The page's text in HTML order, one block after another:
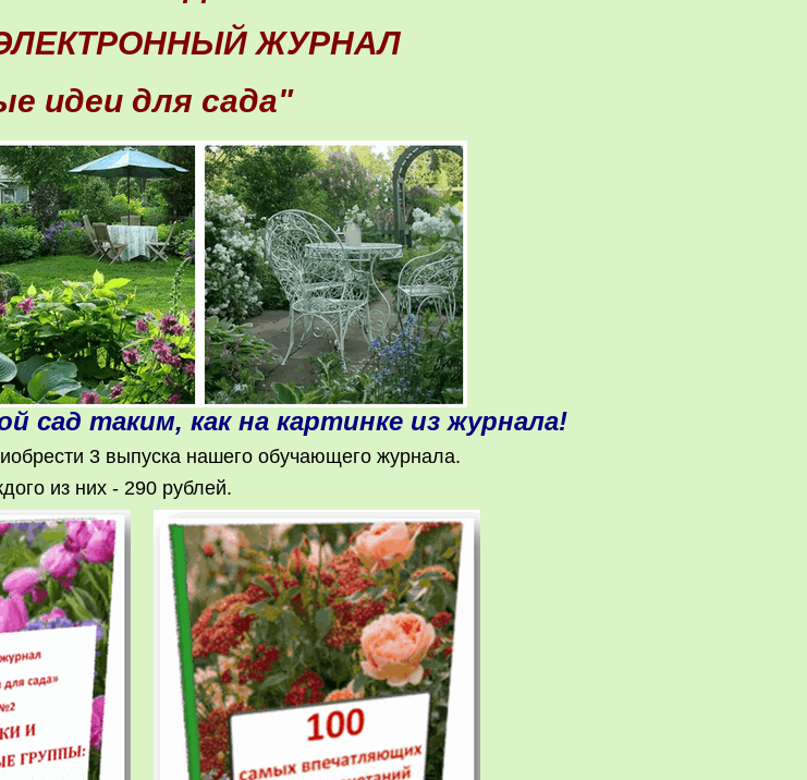
ЖУРНАЛ
идеи для сада"
сад таким, как на картинке из журнала!
3 выпуска нашего обучающего журнала.
из них - 290 рублей.